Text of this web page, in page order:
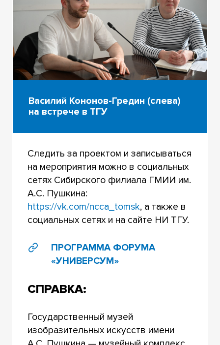
Василий Кононов-Гредин (слева)
на встрече в ТГУ
Следить за проектом и записываться
на мероприятия можно в социальных
сетях Сибирского филиала ГМИИ им.
А.С. Пушкина:
https://vk.com/ncca_tomsk, а также в
социальных сетях и на сайте НИ ТГУ.
ПРОГРАММА ФОРУМА
«УНИВЕРСУМ»
СПРАВКА:
Государственный музей
изобразительных искусств имени